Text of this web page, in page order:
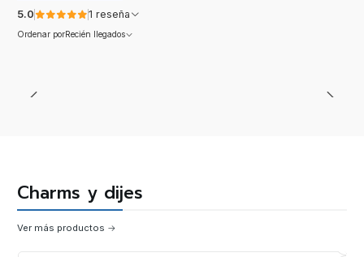
5.0 1 reseña
Ordenar porRecién llegados
Charms y dijes
Ver más productos